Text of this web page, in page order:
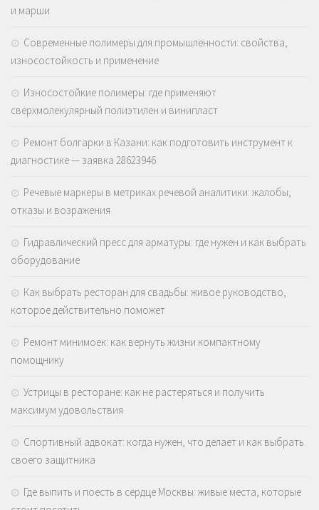
и марши
Современные полимеры для промышленности: свойства,
износостойкость и применение
Износостойкие полимеры: где применяют
сверхмолекулярный полиэтилен и винипласт
Ремонт болгарки в Казани: как подготовить инструмент к
диагностике — заявка 28623946
Речевые маркеры в метриках речевой аналитики: жалобы,
отказы и возражения
Гидравлический пресс для арматуры: где нужен и как выбрать
оборудование
Как выбрать ресторан для свадьбы: живое руководство,
которое действительно поможет
Ремонт минимоек: как вернуть жизни компактному
помощнику
Устрицы в ресторане: как не растеряться и получить
максимум удовольствия
Спортивный адвокат: когда нужен, что делает и как выбрать
своего защитника
Где выпить и поесть в сердце Москвы: живые места, которые